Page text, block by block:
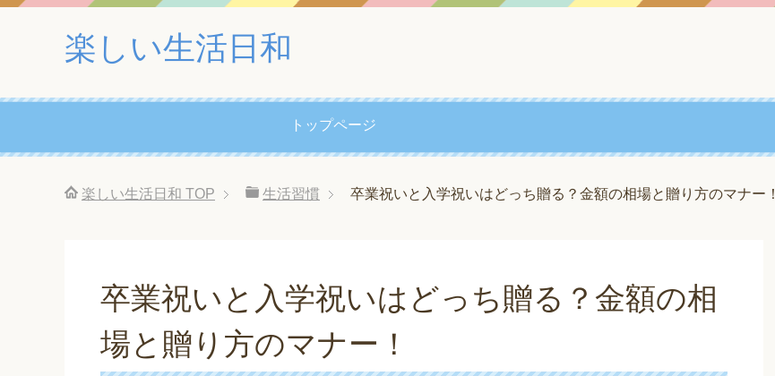
楽しい生活日和
トップページ
楽しい生活日和 TOP 生活習慣 卒業祝いと入学祝いはどっち贈る？金額の相場と贈り方のマナー！
卒業祝いと入学祝いはどっち贈る？金額の相
場と贈り方のマナー！